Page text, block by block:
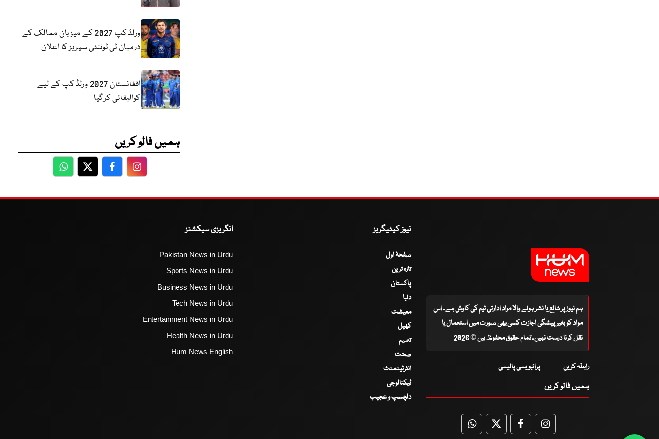
ورلڈ کپ 2027 کے میزبان ممالک کے
درمیان ٹی ٹوئنٹی سیریز کا اعلان
افغانستان 2027 ورلڈ کپ کے لیے
کوالیفائی کرگیا
ہمیں فالو کریں
WhatsApp
TwitterFacebookFacebook
ہم نیوز پر شائع یا نشر ہونے والا مواد ادارتی ٹیم کی کاوش ہے۔ اس
مواد کو بغیر پیشگی اجازت کسی بھی صورت میں استعمال یا
نقل کرنا درست نہیں۔ تمام حقوق محفوظ ہیں © 2026
رابطہ کریں پرائیویسی پالیسی
ہمیں فالو کریں
WhatsApp
TwitterFacebookFacebook
نیوز کیٹیگریز
صفحۂ اول
تازہ ترین
پاکستان
دنیا
معیشت
کھیل
تعلیم
صحت
انٹرٹینمنٹ
ٹیکنالوجی
دلچسپ و عجیب
انگریزی سیکشنز
Pakistan News in Urdu
Sports News in Urdu
Business News in Urdu
Tech News in Urdu
Entertainment News in Urdu
Health News in Urdu
Hum News English